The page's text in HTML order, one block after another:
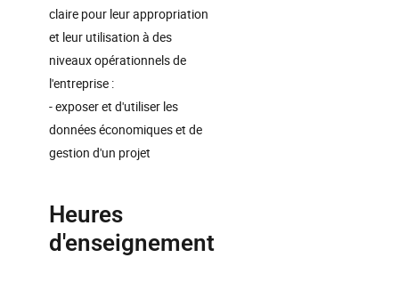
claire pour leur appropriation
et leur utilisation à des
niveaux opérationnels de
l'entreprise :
- exposer et d'utiliser les
données économiques et de
gestion d'un projet
Heures
d'enseignement